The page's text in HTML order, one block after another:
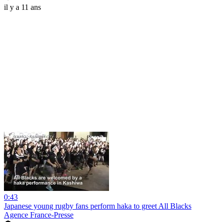
il y a 11 ans
0:43
Japanese young rugby fans perform haka to greet All Blacks
Agence France-Presse